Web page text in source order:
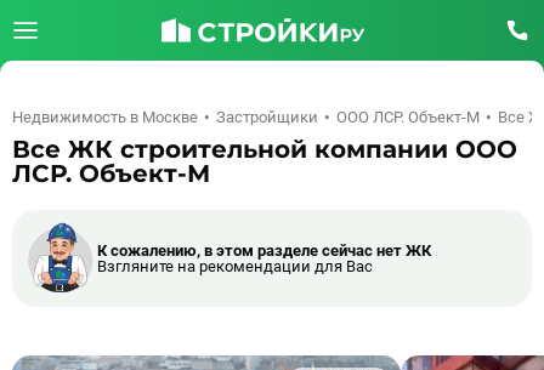
Недвижимость в Москве Застройщики ООО ЛСР. Объект-М Все
Все ЖК строительной компании ООО
ЛСР. Объект-М
К сожалению, в этом разделе сейчас нет ЖК
Взгляните на рекомендации для Вас